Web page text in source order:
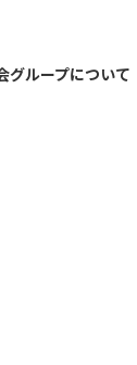
グループについて